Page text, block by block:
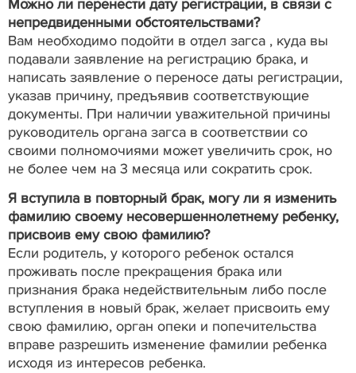
Можно ли перенести дату регистрации, в связи с
непредвиденными обстоятельствами?
Вам необходимо подойти в отдел загса , куда вы
подавали заявление на регистрацию брака, и
написать заявление о переносе даты регистрации,
указав причину, предъявив соответствующие
документы. При наличии уважительной причины
руководитель органа загса в соответствии со
своими полномочиями может увеличить срок, но
не более чем на 3 месяца или сократить срок.
Я вступила в повторный брак, могу ли я изменить
фамилию своему несовершеннолетнему ребенку,
присвоив ему свою фамилию?
Если родитель, у которого ребенок остался
проживать после прекращения брака или
признания брака недействительным либо после
вступления в новый брак, желает присвоить ему
свою фамилию, орган опеки и попечительства
вправе разрешить изменение фамилии ребенка
исходя из интересов ребенка.